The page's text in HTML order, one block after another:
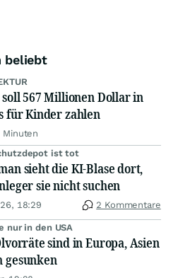
beliebt
567 Millionen Dollar in
für Kinder zahlen
Minuten
ist tot
sieht die KI-Blase dort,
sie nicht suchen
18:29 2 Kommentare
nur in den USA
sind in Europa, Asien
gesunken